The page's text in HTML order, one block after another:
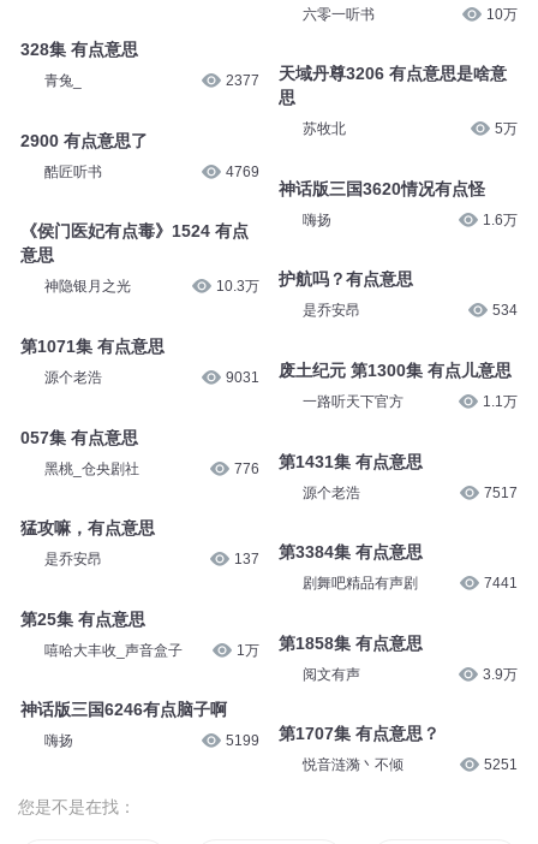
328集 有点意思
青兔_ 2377
2900 有点意思了
酷匠听书 4769
《侯门医妃有点毒》1524 有点
意思
神隐银月之光 10.3万
第1071集 有点意思
源个老浩 9031
057集 有点意思
黑桃_仓央剧社 776
猛攻嘛，有点意思
是乔安昂 137
第25集 有点意思
嘻哈大丰收_声音盒子 1万
神话版三国6246有点脑子啊
嗨扬 5199
六零一听书 10万
天域丹尊3206 有点意思是啥意
思
苏牧北 5万
神话版三国3620情况有点怪
嗨扬 1.6万
护航吗？有点意思
是乔安昂 534
废土纪元 第1300集 有点儿意思
一路听天下官方 1.1万
第1431集 有点意思
源个老浩 7517
第3384集 有点意思
剧舞吧精品有声剧 7441
第1858集 有点意思
阅文有声 3.9万
第1707集 有点意思？
悦音涟漪丶不倾 5251
您是不是在找：